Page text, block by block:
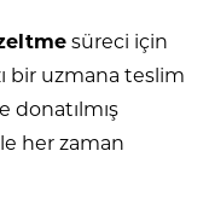
süreci için
bir uzmana teslim
donatılmış
her zaman